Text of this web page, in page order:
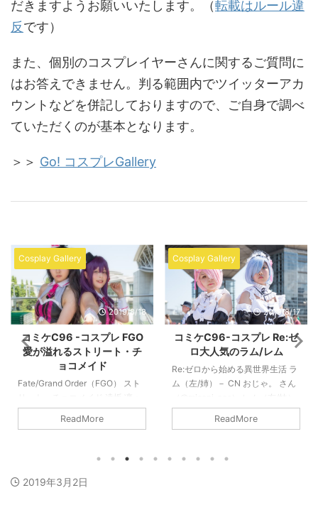
だきますようお願いいたします。（転載はルール違
反です）
また、個別のコスプレイヤーさんに関するご質問に
はお答えできません。判る範囲内でツイッターアカ
ウントなどを併記しておりますので、ご自身で調べ
ていただくのが基本となります。
＞＞ Go! コスプレGallery
Cosplay Gallery
2019/8/18
コミケC96 -コスプレ FGO
愛が溢れるストリート・チ
ョコメイド
Fate/Grand Order（FGO） スト
とむ さん（@Tom_Tom23） 間桐
として「Fate/Grand
ReadMore
Cosplay Gallery
2019/8/17
コミケC96-コスプレ Re:ゼ
ロ大人気のラム/レム
Re:ゼロから始める異世界生活 ラ
ム（左/姉）－ CN おじゃ。 さん
（@misopi_cos） レム（右/妹）
－ CN すぴ さん（@supi_cos）
ReadMore
2019年3月2日